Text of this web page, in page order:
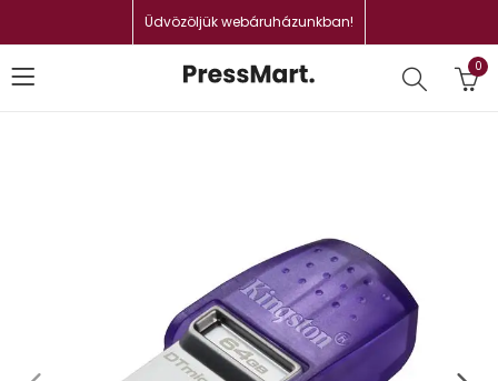
Üdvözöljük webáruházunkban!
0